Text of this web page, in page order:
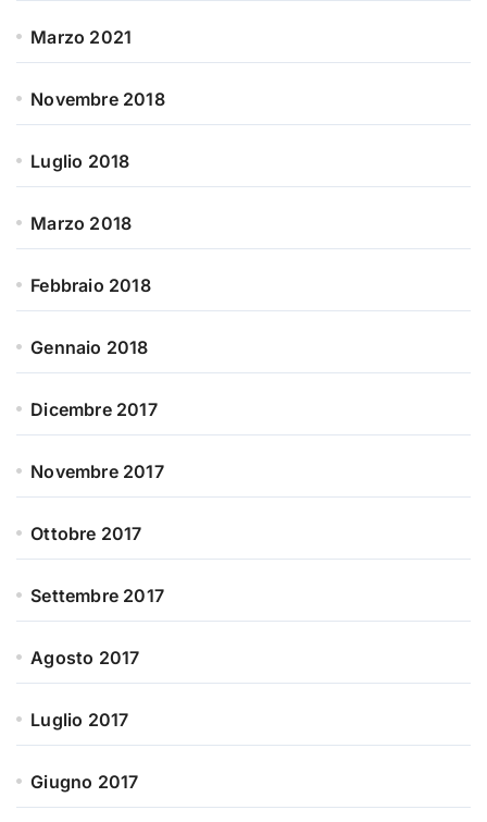
Marzo 2021
Novembre 2018
Luglio 2018
Marzo 2018
Febbraio 2018
Gennaio 2018
Dicembre 2017
Novembre 2017
Ottobre 2017
Settembre 2017
Agosto 2017
Luglio 2017
Giugno 2017